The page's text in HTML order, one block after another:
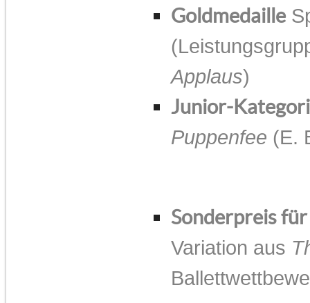
Goldmedaille
Applaus)
Junior-
Puppenfee (E.
Sonderpreis
Variation aus